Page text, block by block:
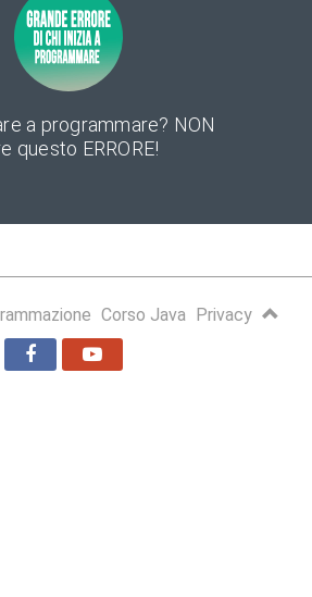
a programmare? NON
questo ERRORE!
Corso Java Privacy